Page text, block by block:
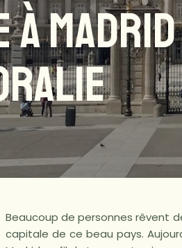
À
Beaucoup de personnes rêvent
capitale de ce beau pays.